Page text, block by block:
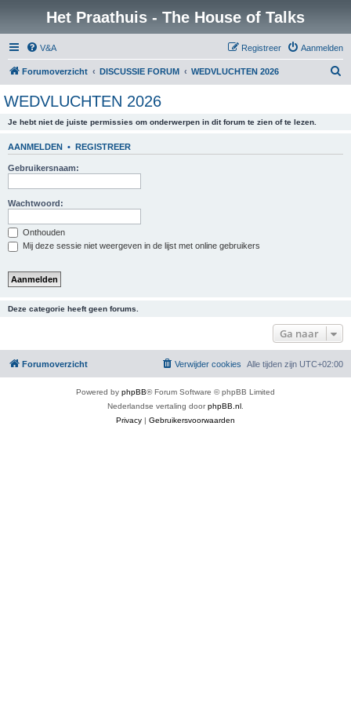
Het Praathuis - The House of Talks
V&A Aanmelden
Registreer
Forumoverzicht DISCUSSIE FORUM WEDVLUCHTEN 2026
WEDVLUCHTEN 2026
Je hebt niet de juiste permissies om onderwerpen in dit forum te zien of te lezen.
AANMELDEN • REGISTREER
Gebruikersnaam:
Wachtwoord:
Onthouden
Mij deze sessie niet weergeven in de lijst met online gebruikers
Deze categorie heeft geen forums.
Ga naar
Forumoverzicht Alle tijden zijn UTC+02:00
Verwijder cookies
Powered by phpBB® Forum Software © phpBB Limited
Nederlandse vertaling doorphpBB.nl
Privacy | Gebruikersvoorwaarden